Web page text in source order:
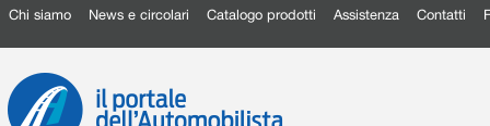
Chi siamo News e circolari Catalogo prodotti Assistenza Contatti